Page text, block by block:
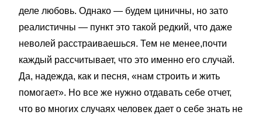
деле любовь. Однако — будем циничны, но зато
реалистичны — пункт это такой редкий, что даже
неволей расстраиваешься. Тем не менее,почти
каждый рассчитывает, что это именно его случай.
Да, надежда, как и песня, «нам строить и жить
помогает». Но все же нужно отдавать себе отчет,
что во многих случаях человек дает о себе знать не